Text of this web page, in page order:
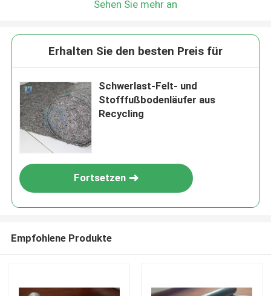
Sehen Sie mehr an
Erhalten Sie den besten Preis für
Schwerlast-Felt- und
Stofffußbodenläufer aus
Recycling
Fortsetzen
Empfohlene Produkte